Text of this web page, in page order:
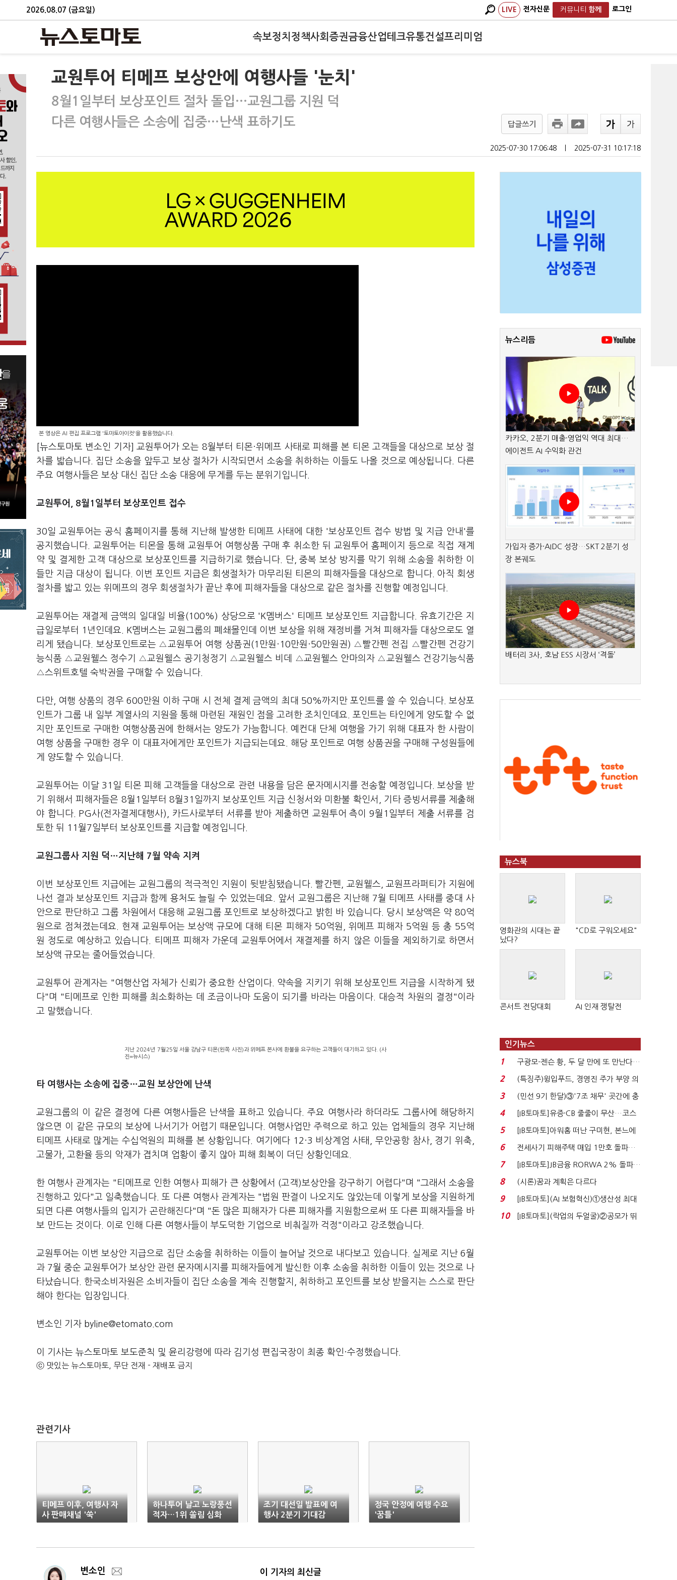
2026.08.07 (금요일) LIVE 전자신문 커뮤니티 함께 로그인
속보정치 정책사회 증권금융산업테크유통건설프리미엄
교원투어 티메프 보상안에 여행사들 '눈치'
8월1일부터 보상포인트 절차 돌입…교원그룹 지원 덕
다른 여행사들은 소송에 집중…난색 표하기도
답글쓰기
2025-07-30 17:06:48 2025-07-31 10:17:18
본 영상은 AI 편집 프로그램 '토마토아이컷'을 활용했습니다.
[뉴스토마토 변소인 기자] 교원투어가 오는 8월부터 티몬·위메프 사태로 피해를 본 티몬 고객들을 대상으로 보상 절
차를 밟습니다. 집단 소송을 앞두고 보상 절차가 시작되면서 소송을 취하하는 이들도 나올 것으로 예상됩니다. 다른
주요 여행사들은 보상 대신 집단 소송 대응에 무게를 두는 분위기입니다.
교원투어, 8월1일부터 보상포인트 접수
30일 교원투어는 공식 홈페이지를 통해 지난해 발생한 티메프 사태에 대한 '보상포인트 접수 방법 및 지급 안내'를
공지했습니다. 교원투어는 티몬을 통해 교원투어 여행상품 구매 후 취소한 뒤 교원투어 홈페이지 등으로 직접 재계
약 및 결제한 고객 대상으로 보상포인트를 지급하기로 했습니다. 단, 중복 보상 방지를 막기 위해 소송을 취하한 이
들만 지급 대상이 됩니다. 이번 포인트 지급은 회생절차가 마무리된 티몬의 피해자들을 대상으로 합니다. 아직 회생
절차를 밟고 있는 위메프의 경우 회생절차가 끝난 후에 피해자들을 대상으로 같은 절차를 진행할 예정입니다.
교원투어는 재결제 금액의 일대일 비율(100%) 상당으로 'K멤버스' 티메프 보상포인트 지급합니다. 유효기간은 지
급일로부터 1년인데요. K멤버스는 교원그룹의 폐쇄몰인데 이번 보상을 위해 재정비를 거쳐 피해자들 대상으로도 열
리게 됐습니다. 보상포인트로는 △교원투어 여행 상품권(1만원·10만원·50만원권) △빨간펜 전집 △빨간펜 건강기
능식품 △교원웰스 정수기 △교원웰스 공기청정기 △교원웰스 비데 △교원웰스 안마의자 △교원웰스 건강기능식품
△스위트호텔 숙박권을 구매할 수 있습니다.
다만, 여행 상품의 경우 600만원 이하 구매 시 전체 결제 금액의 최대 50%까지만 포인트를 쓸 수 있습니다. 보상포
인트가 그룹 내 일부 계열사의 지원을 통해 마련된 재원인 점을 고려한 조치인데요. 포인트는 타인에게 양도할 수 없
지만 포인트로 구매한 여행상품권에 한해서는 양도가 가능합니다. 예컨대 단체 여행을 가기 위해 대표자 한 사람이
여행 상품을 구매한 경우 이 대표자에게만 포인트가 지급되는데요. 해당 포인트로 여행 상품권을 구매해 구성원들에
게 양도할 수 있습니다.
교원투어는 이달 31일 티몬 피해 고객들을 대상으로 관련 내용을 담은 문자메시지를 전송할 예정입니다. 보상을 받
기 위해서 피해자들은 8월1일부터 8월31일까지 보상포인트 지급 신청서와 미환불 확인서, 기타 증빙서류를 제출해
야 합니다. PG사(전자결제대행사), 카드사로부터 서류를 받아 제출하면 교원투어 측이 9월1일부터 제출 서류를 검
토한 뒤 11월7일부터 보상포인트를 지급할 예정입니다.
교원그룹사 지원 덕…지난해 7월 약속 지켜
이번 보상포인트 지급에는 교원그룹의 적극적인 지원이 뒷받침됐습니다. 빨간펜, 교원웰스, 교원프라퍼티가 지원에
나선 결과 보상포인트 지급과 함께 용처도 늘릴 수 있었는데요. 앞서 교원그룹은 지난해 7월 티메프 사태를 중대 사
안으로 판단하고 그룹 차원에서 대응해 교원그룹 포인트로 보상하겠다고 밝힌 바 있습니다. 당시 보상액은 약 80억
원으로 점쳐졌는데요. 현재 교원투어는 보상액 규모에 대해 티몬 피해자 50억원, 위메프 피해자 5억원 등 총 55억
원 정도로 예상하고 있습니다. 티메프 피해자 가운데 교원투어에서 재결제를 하지 않은 이들을 제외하기로 하면서
보상액 규모는 줄어들었습니다.
교원투어 관계자는 "여행산업 자체가 신뢰가 중요한 산업이다. 약속을 지키기 위해 보상포인트 지급을 시작하게 됐
다"며 "티메프로 인한 피해를 최소화하는 데 조금이나마 도움이 되기를 바라는 마음이다. 대승적 차원의 결정"이라
고 말했습니다.
지난 2024년 7월25일 서울 강남구 티몬(왼쪽 사진)과 위메프 본사에 환불을 요구하는 고객들이 대기하고 있다. (사
진=뉴시스)
타 여행사는 소송에 집중…교원 보상안에 난색
교원그룹의 이 같은 결정에 다른 여행사들은 난색을 표하고 있습니다. 주요 여행사라 하더라도 그룹사에 해당하지
않으면 이 같은 규모의 보상에 나서기가 어렵기 때문입니다. 여행사업만 주력으로 하고 있는 업체들의 경우 지난해
티메프 사태로 많게는 수십억원의 피해를 본 상황입니다. 여기에다 12·3 비상계엄 사태, 무안공항 참사, 경기 위축,
고물가, 고환율 등의 악재가 겹치며 업황이 좋지 않아 피해 회복이 더딘 상황인데요.
한 여행사 관계자는 "티메프로 인한 여행사 피해가 큰 상황에서 (고객)보상안을 강구하기 어렵다"며 "그래서 소송을
진행하고 있다"고 일축했습니다. 또 다른 여행사 관계자는 "법원 판결이 나오지도 않았는데 이렇게 보상을 지원하게
되면 다른 여행사들의 입지가 곤란해진다"며 "돈 많은 피해자가 다른 피해자를 지원함으로써 또 다른 피해자들을 바
보 만드는 것이다. 이로 인해 다른 여행사들이 부도덕한 기업으로 비춰질까 걱정"이라고 강조했습니다.
교원투어는 이번 보상안 지급으로 집단 소송을 취하하는 이들이 늘어날 것으로 내다보고 있습니다. 실제로 지난 6월
과 7월 중순 교원투어가 보상안 관련 문자메시지를 피해자들에게 발신한 이후 소송을 취하한 이들이 있는 것으로 나
타났습니다. 한국소비자원은 소비자들이 집단 소송을 계속 진행할지, 취하하고 포인트를 보상 받을지는 스스로 판단
해야 한다는 입장입니다.
변소인 기자 byline@etomato.com
이 기사는 뉴스토마토 보도준칙 및 윤리강령에 따라 김기성 편집국장이 최종 확인·수정했습니다.
ⓒ 맛있는 뉴스토마토, 무단 전재 - 재배포 금지
관련기사
티메프 이후, 여행사 자
사 판매채널 '쑥'
하나투어 날고 노랑풍선
적자…1위 쏠림 심화
조기 대선일 발표에 여
행사 2분기 기대감
정국 안정에 여행 수요
'꿈틀'
변소인 이 기자의 최신글
뉴스리듬
카카오, 2분기 매출·영업익 역대 최대…
에이전트 AI 수익화 관건
가입자 증가·AIDC 성장…SKT 2분기 성
장 본궤도
배터리 3사, 호남 ESS 시장서 ‘격돌’
뉴스북
영화관의 시대는 끝
났다?
"CD로 구워오세요"
콘서트 전당대회 AI 인재 쟁탈전
인기뉴스
1
구광모-젠슨 황, 두 달 만에 또 만난다…
로봇·AI 등 논...
2
(특징주)윙입푸드, 경영진 주가 부양 의
지에 상한가...
3
(민선 9기 한달)③'7조 채무' 곳간에 충
격…추미애, 20년...
4
[IB토마토]유증·CB 줄줄이 무산…코스
닥 벌점 급증에 ...
5
[IB토마토]아워홈 떠난 구미현, 본느에
340억 베팅…가...
6
전세사기 피해주택 매입 1만호 돌파…
누적 피해자 4만2...
7
[IB토마토]JB금융 RORWA 2% 돌파…
실적 견인은 은행 ...
8 (시론)꿈과 계획은 다르다
9
[IB토마토](AI 보험혁신)①생산성 최대
80% 개선…현실...
10
[IB토마토](락업의 두얼굴)②공모가 뛰